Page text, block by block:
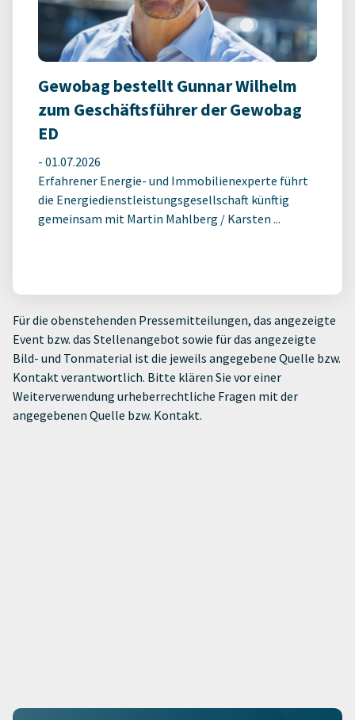
Gewobag bestellt Gunnar Wilhelm
zum Geschäftsführer der Gewobag
ED
- 01.07.2026
Erfahrener Energie- und Immobilienexperte führt
die Energiedienstleistungsgesellschaft künftig
gemeinsam mit Martin Mahlberg / Karsten ...
Für die obenstehenden Pressemitteilungen, das angezeigte
Event bzw. das Stellenangebot sowie für das angezeigte
Bild- und Tonmaterial ist die jeweils angegebene Quelle bzw.
Kontakt verantwortlich. Bitte klären Sie vor einer
Weiterverwendung urheberrechtliche Fragen mit der
angegebenen Quelle bzw. Kontakt.